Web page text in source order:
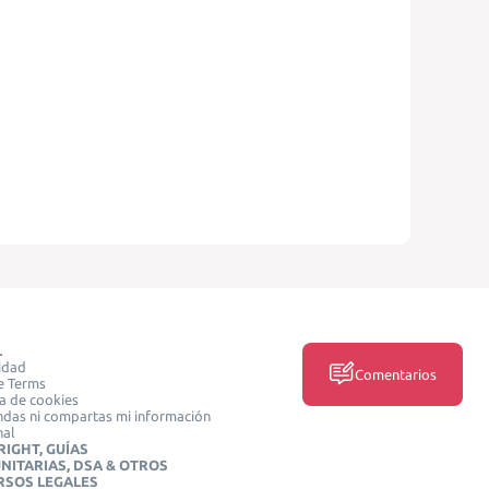
Terms
de cookies
ni compartas mi información
GUÍAS
DSA & OTROS
LEGALES
Comentarios